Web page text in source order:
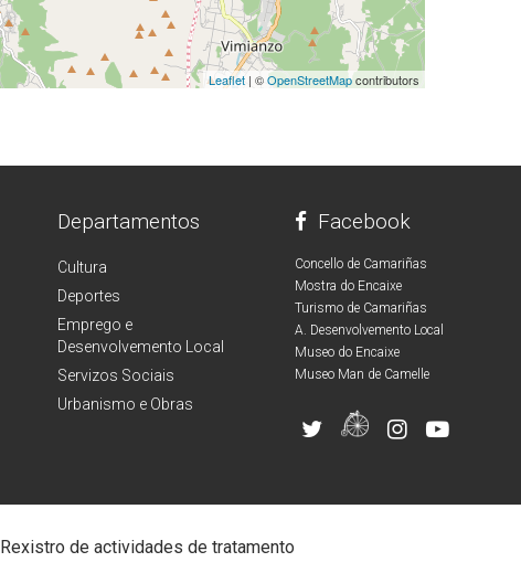
Leaflet | ©OpenStreetMapcontributors
Departamentos
Cultura
Deportes
Emprego e
Desenvolvemento Local
Servizos Sociais
Urbanismo e Obras
Facebook
Concello de Camariñas
Mostra do Encaixe
Turismo de Camariñas
A. Desenvolvemento Local
Museo do Encaixe
Museo Man de Camelle
Rexistro de actividades de tratamento